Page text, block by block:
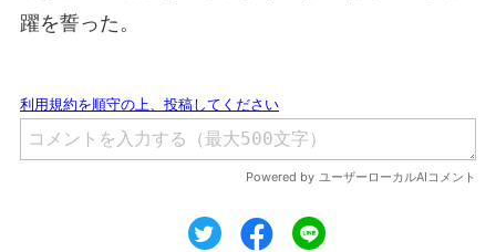
躍を誓った。
ツイートシェア